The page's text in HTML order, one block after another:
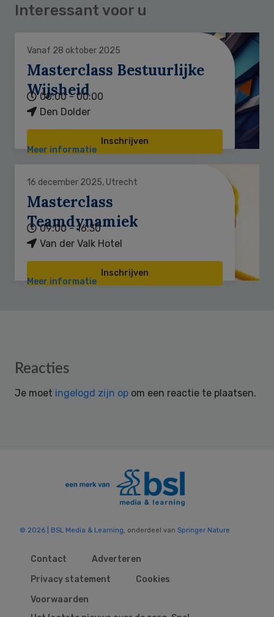
Interessant voor u
Vanaf 28 oktober 2025
Masterclass Bestuurlijke
Wijsheid
00:00 - 00:00
Den Dolder
Inschrijven
Meer informatie
16 december 2025, Utrecht
Masterclass
Teamdynamiek
09:00 - 16:30
Van der Valk Hotel
Inschrijven
Meer informatie
Reader
Reacties
Je moet ingelogd zijn op om een reactie te plaatsen.
© 2026 | BSL Media & Learning , onderdeel van Springer Nature
Contact
Adverteren
Privacy statement
Cookies
Voorwaarden